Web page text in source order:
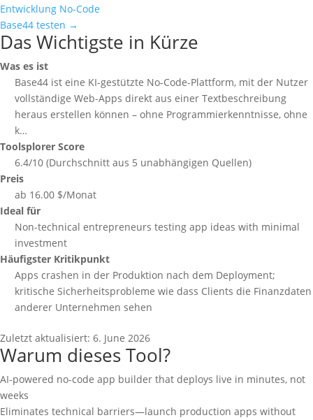
Entwicklung No-Code
Base44 testen →
Das Wichtigste in Kürze
Was es ist
Base44 ist eine KI-gestützte No-Code-Plattform, mit der Nutzer
vollständige Web-Apps direkt aus einer Textbeschreibung
heraus erstellen können – ohne Programmierkenntnisse, ohne
k…
Toolsplorer Score
6.4/10 (Durchschnitt aus 5 unabhängigen Quellen)
Preis
ab 16.00 $/Monat
Ideal für
Non-technical entrepreneurs testing app ideas with minimal
investment
Häufigster Kritikpunkt
Apps crashen in der Produktion nach dem Deployment;
kritische Sicherheitsprobleme wie dass Clients die Finanzdaten
anderer Unternehmen sehen
Zuletzt aktualisiert: 6. June 2026
Warum dieses Tool?
AI-powered no-code app builder that deploys live in minutes, not
weeks
Eliminates technical barriers—launch production apps without